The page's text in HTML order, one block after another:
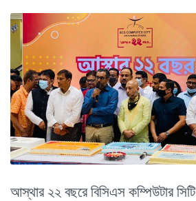
আস্থার ২২ বছরে বিসিএস কম্পিউটার সিটি